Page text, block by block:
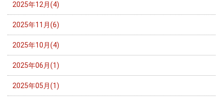
2025年12月(4)
2025年11月(6)
2025年10月(4)
2025年06月(1)
2025年05月(1)